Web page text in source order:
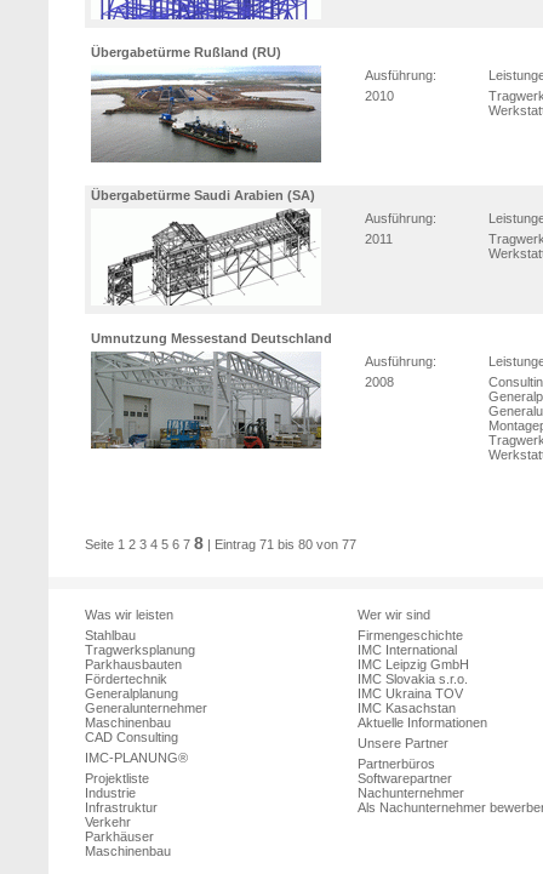
Übergabetürme Rußland (RU)
Ausführung:
2010
Übergabetürme Saudi Arabien (SA)
Ausführung:
2011
Umnutzung Messestand Deutschland
Ausführung:
2008
Seite 1 2 3 4 5 6 7 8 | Eintrag 71 bis 80 von 77
Was wir leisten
Stahlbau
Tragwerksplanung
Parkhausbauten
Fördertechnik
Generalplanung
Generalunternehmer
Maschinenbau
CAD Consulting
IMC-PLANUNG®
Projektliste
Industrie
Infrastruktur
Verkehr
Parkhäuser
Maschinenbau
Wer wir sind
Firmengeschichte
IMC International
IMC Leipzig GmbH
IMC Slovakia s.r.o.
IMC Ukraina TOV
IMC Kasachstan
Aktuelle Informationen
Unsere Partner
Partnerbüros
Softwarepartner
Nachunternehmer
Als Nachunternehmer